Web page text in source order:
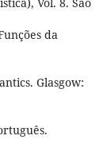
da
Glasgow: